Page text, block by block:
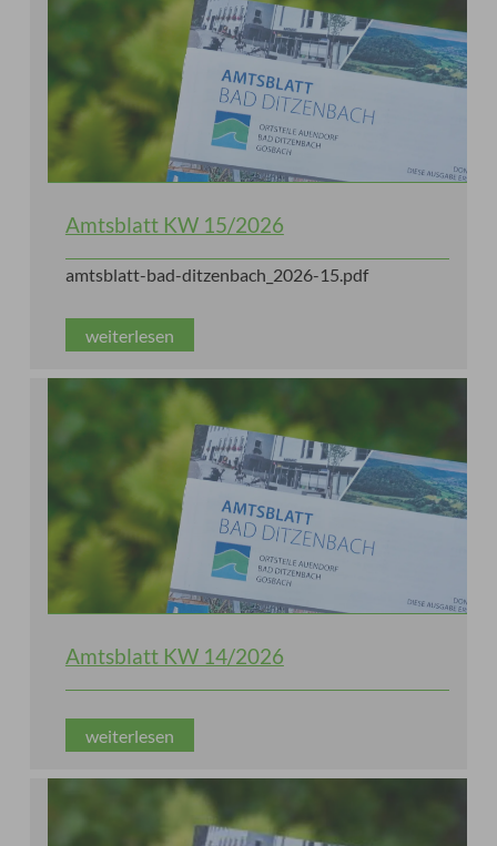
Amtsblatt KW 15/2026
amtsblatt-bad-ditzenbach_2026-15.pdf
weiterlesen
Amtsblatt KW 14/2026
weiterlesen